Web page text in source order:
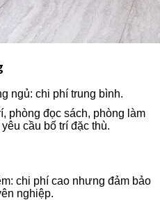
ngủ: chi phí trung bình.
phòng đọc sách, phòng làm
cầu bố trí đặc thù.
chi phí cao nhưng đảm bảo
nghiệp.